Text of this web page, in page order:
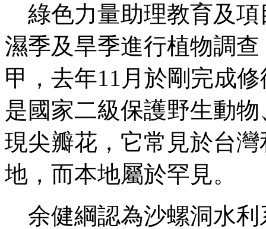
綠色力量助理教育及項
濕季及旱季進行植物調
甲，去年11月於剛完成
是國家二級保護野生動
現尖瓣花，它常見於台
地，而本地屬於罕見。
余健綱認為沙螺洞水利